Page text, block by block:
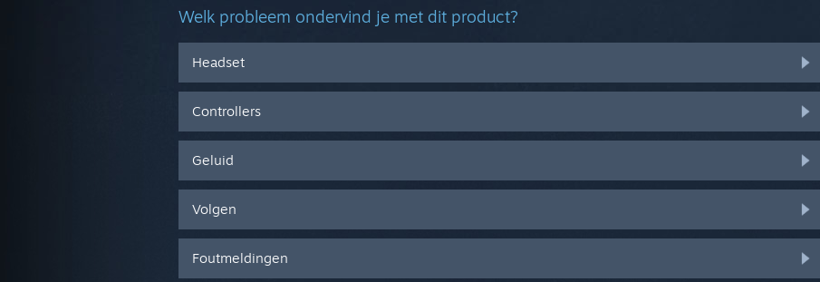
Welk probleem ondervind je met dit product?
Headset
Controllers
Geluid
Volgen
Foutmeldingen